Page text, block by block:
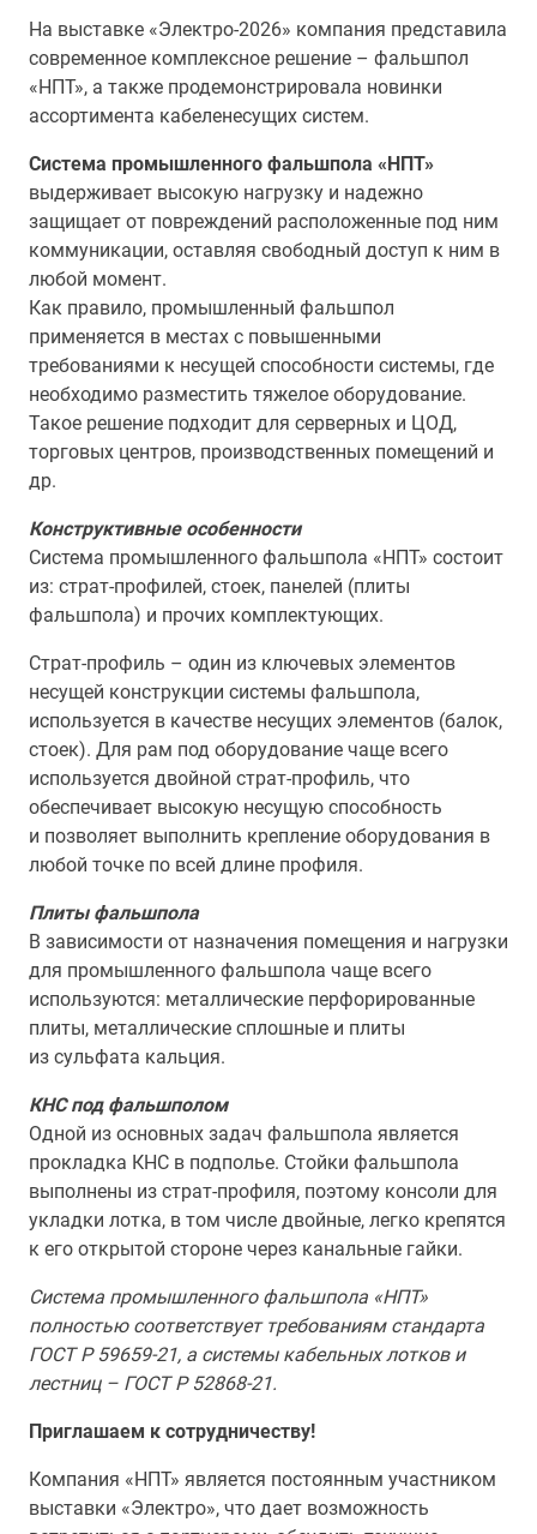
На выставке «Электро-2026» компания представила
современное комплексное решение – фальшпол
«НПТ», а также продемонстрировала новинки
ассортимента кабеленесущих систем.
Система промышленного фальшпола «НПТ»
выдерживает высокую нагрузку и надежно
защищает от повреждений расположенные под ним
коммуникации, оставляя свободный доступ к ним в
любой момент.
Как правило, промышленный фальшпол
применяется в местах с повышенными
требованиями к несущей способности системы, где
необходимо разместить тяжелое оборудование.
Такое решение подходит для серверных и ЦОД,
торговых центров, производственных помещений и
др.
Конструктивные особенности
Система промышленного фальшпола «НПТ» состоит
из: страт-профилей, стоек, панелей (плиты
фальшпола) и прочих комплектующих.
Страт-профиль – один из ключевых элементов
несущей конструкции системы фальшпола,
используется в качестве несущих элементов (балок,
стоек). Для рам под оборудование чаще всего
используется двойной страт-профиль, что
обеспечивает высокую несущую способность
и позволяет выполнить крепление оборудования в
любой точке по всей длине профиля.
Плиты фальшпола
В зависимости от назначения помещения и нагрузки
для промышленного фальшпола чаще всего
используются: металлические перфорированные
плиты, металлические сплошные и плиты
из сульфата кальция.
КНС под фальшполом
Одной из основных задач фальшпола является
прокладка КНС в подполье. Стойки фальшпола
выполнены из страт-профиля, поэтому консоли для
укладки лотка, в том числе двойные, легко крепятся
к его открытой стороне через канальные гайки.
Система промышленного фальшпола «НПТ»
полностью соответствует требованиям стандарта
ГОСТ Р 59659-21, а системы кабельных лотков и
лестниц – ГОСТ Р 52868-21.
Приглашаем к сотрудничеству!
Компания «НПТ» является постоянным участником
выставки «Электро», что дает возможность